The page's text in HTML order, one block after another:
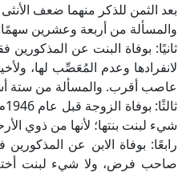
بعد الثمن للذكر منهما ضعف
والمسألة من أربعة وعشرين
ثانيًا: بوفاة البنت عن
لانفرادها وعدم المُعَصِّب لها،
عاصب أقرب. والمسألة من ستة
شيء لبنت بنتها؛ لأنها من ذوي
رابعًا: بوفاة الابن عن
صاحب فرض، ولا شيء لبنت